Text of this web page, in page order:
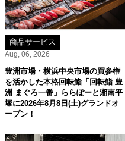
商品サービス
Aug, 06, 2026
豊洲市場・横浜中央市場の買参権
を活かした本格回転鮨「回転鮨 豊
洲 まぐろ一番」ららぽーと湘南平
塚に2026年8月8日(土)グランドオ
ープン！